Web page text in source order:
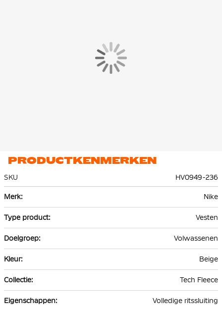
Het vest is gemaakt van 53% katoen en 47% polyester. De
premium, lichte fleece is glad aan de binnen- en buitenkant en
biedt veel warmte zonder extra volume.
PRODUCTKENMERKEN
SKU
HV0949-236
informatie
Nike
Vesten
Volwassenen
Beige
Tech Fleece
Volledige ritssluiting